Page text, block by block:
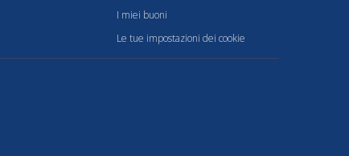
I miei buoni
Le tue impostazioni dei cookie